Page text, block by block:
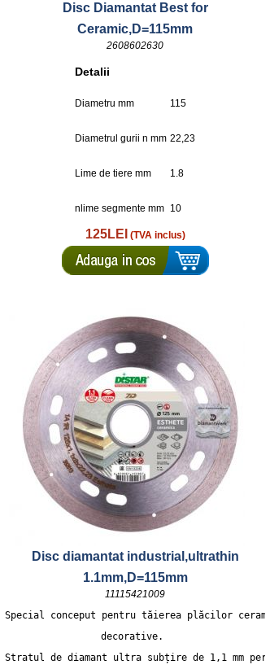
Disc Diamantat Best for
Ceramic,D=115mm
2608602630
Detalii
Diametru mm 115
Diametrul gurii n mm 22,23
Lime de tiere mm 1.8
nlime segmente mm 10
125LEI (TVA inclus)
Disc diamantat industrial,ultrathin
1.1mm,D=115mm
11115421009
Special conceput pentru tăierea plăcilor
decorative.
Stratul de diamant ultra subțire de 1,1 mm